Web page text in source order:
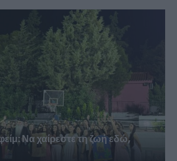
Να χαίρεστε τη ζωή εδώ,